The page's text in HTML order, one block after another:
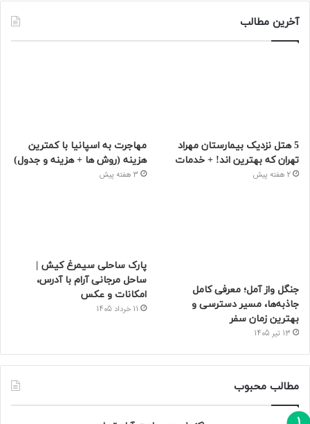
آخرین مطالب
5 هتل نزدیک بیمارستان مهراد
تهران که بهترین‌ اند! + خدمات
2 هفته پیش
مهاجرت به اسپانیا با کمترین
هزینه (روش ها + هزینه و جدول)
3 هفته پیش
جنگل واز آمل؛ معرفی کامل
جاذبه‌ها، مسیر دسترسی و
بهترین زمان سفر
13 تیر 1405
پارک ساحلی سیمرغ کیش |
ساحل مرجانی آرام با آدرس،
امکانات و عکس
11 خرداد 1405
مطالب محبوب